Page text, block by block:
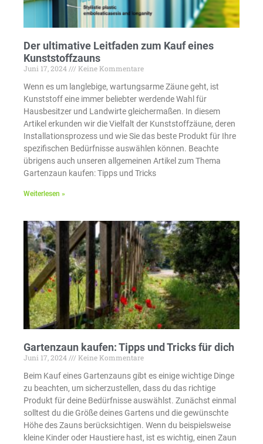
Der ultimative Leitfaden zum Kauf eines
Kunststoffzauns
Juni 17, 2024
Keine Kommentare
Wenn es um langlebige, wartungsarme Zäune geht, ist
Kunststoff eine immer beliebter werdende Wahl für
Hausbesitzer und Landwirte gleichermaßen. In diesem
Artikel erkunden wir die Vielfalt der Kunststoffzäune, deren
Installationsprozess und wie Sie das beste Produkt für Ihre
spezifischen Bedürfnisse auswählen können. Beachte
übrigens auch unseren allgemeinen Artikel zum Thema
Gartenzaun kaufen: Tipps und Tricks
Weiterlesen »
Gartenzaun kaufen: Tipps und Tricks für dich
Juni 17, 2024
Keine Kommentare
Beim Kauf eines Gartenzauns gibt es einige wichtige Dinge
zu beachten, um sicherzustellen, dass du das richtige
Produkt für deine Bedürfnisse auswählst. Zunächst einmal
solltest du die Größe deines Gartens und die gewünschte
Höhe des Zauns berücksichtigen. Wenn du beispielsweise
kleine Kinder oder Haustiere hast, ist es wichtig, einen Zaun